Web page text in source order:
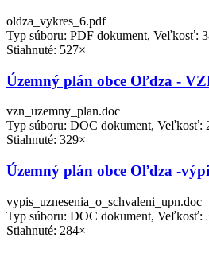
oldza_vykres_6.pdf
Typ súboru: PDF dokument, Veľkosť:
Stiahnuté: 527×
Územný plán obce Oľdza -
vzn_uzemny_plan.doc
Typ súboru: DOC dokument, Veľkosť:
Stiahnuté: 329×
Územný plán obce Oľdza -
vypis_uznesenia_o_schvaleni_upn.doc
Typ súboru: DOC dokument, Veľkosť:
Stiahnuté: 284×